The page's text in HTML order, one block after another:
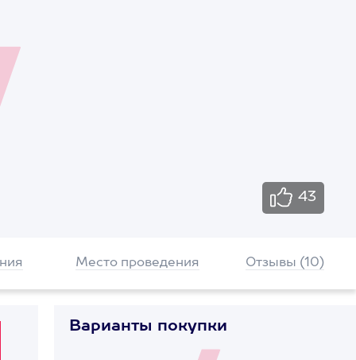
43
Место проведения Отзывы (10)
Варианты покупки